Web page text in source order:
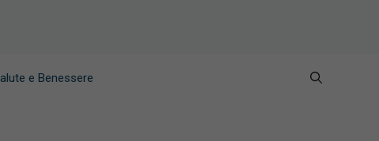
e Benessere